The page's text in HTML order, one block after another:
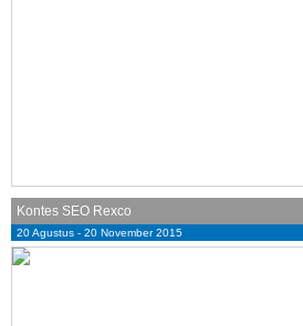
Kontes SEO Rexco
20 Agustus - 20 November 2015